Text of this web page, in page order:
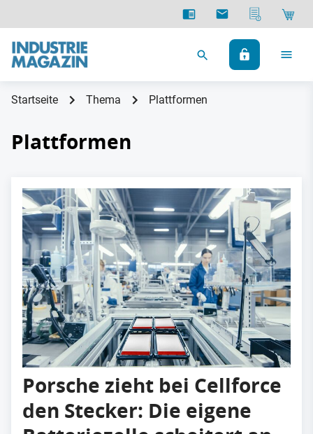
Startseite Thema Plattformen
Plattformen
Porsche zieht bei Cellforce
den Stecker: Die eigene